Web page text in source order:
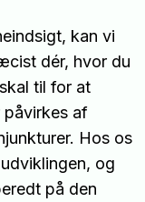
kan vi
dér, hvor du
til for at
påvirkes af
Hos os
og
på den